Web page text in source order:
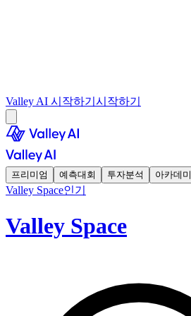
Valley AI 시작하기 시작하기
프리미엄 예측대회 투자분석 아카데미
Valley Space인기
Valley Space